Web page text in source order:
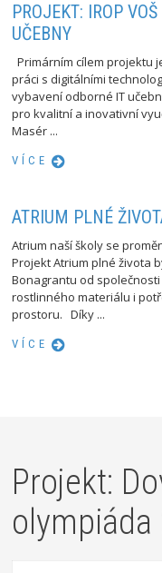
PROJEKT: IROP
UČEBNY
Primárním cílem projektu
práci s digitálními
vybavení odborné IT
pro kvalitní a inovativní
Masér ...
VÍCE
ATRIUM PLNÉ
Atrium naší školy se
Projekt Atrium plné života
Bonagrantu od
rostlinného materiálu i
prostoru. Díky ...
VÍCE
Projekt:
olympiáda